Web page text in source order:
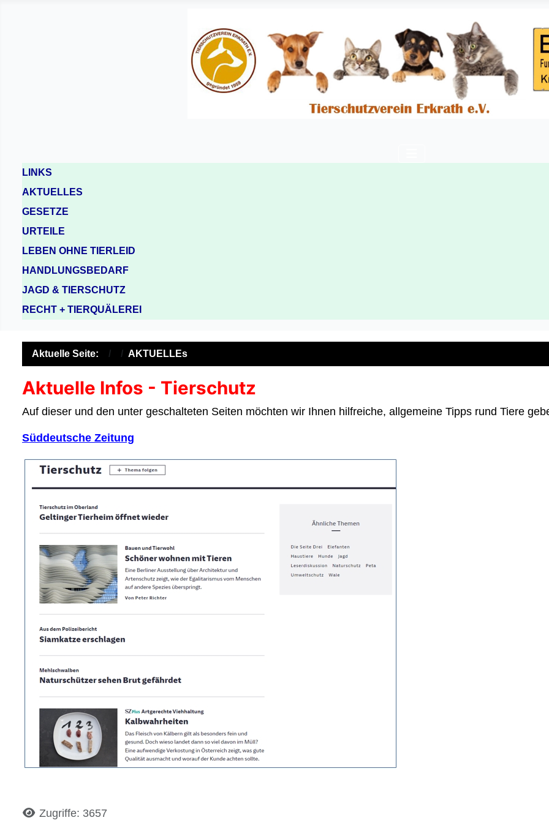
LINKS
AKTUELLES
GESETZE
URTEILE
LEBEN OHNE TIERLEID
HANDLUNGSBEDARF
JAGD & TIERSCHUTZ
RECHT + TIERQUÄLEREI
Aktuelle Seite: AKTUELLEs
Aktuelle Infos - Tierschutz
Auf dieser und den unter geschalteten Seiten möchten wir Ihnen hilfreiche, allgemeine Tipps rund Tiere
Süddeutsche Zeitung
DetailsZugriffe: 3657